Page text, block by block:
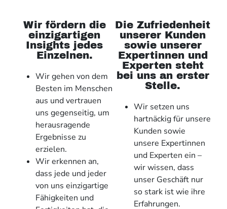
Wir fördern die
einzigartigen
Insights jedes
Einzelnen.
Wir gehen von dem
Besten im Menschen
aus und vertrauen
uns gegenseitig, um
herausragende
Ergebnisse zu
erzielen.
Wir erkennen an,
dass jede und jeder
von uns einzigartige
Fähigkeiten und
Die Zufriedenheit
unserer Kunden
sowie unserer
Expertinnen und
Experten steht
bei uns an erster
Stelle.
Wir setzen uns
hartnäckig für unsere
Kunden sowie
unsere Expertinnen
und Experten ein –
wir wissen, dass
unser Geschäft nur
so stark ist wie ihre
Erfahrungen.